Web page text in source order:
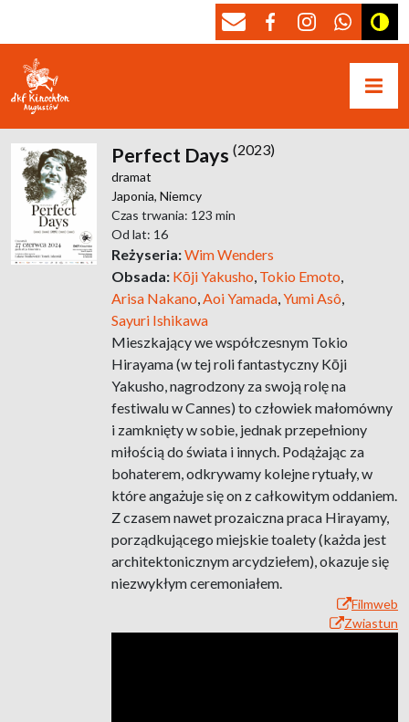
Perfect Days (2023)
dramat
Japonia, Niemcy
Czas trwania: 123 min
Od lat: 16
Reżyseria:Wim Wenders
Obsada: Kōji Yakusho Tokio Emoto
Arisa Nakano Aoi Yamada Yumi Asô
Sayuri Ishikawa
Mieszkający we współczesnym Tokio
Hirayama (w tej roli fantastyczny Kōji
Yakusho, nagrodzony za swoją rolę na
festiwalu w Cannes) to człowiek małomówny
i zamknięty w sobie, jednak przepełniony
miłością do świata i innych. Podążając za
bohaterem, odkrywamy kolejne rytuały, w
które angażuje się on z całkowitym oddaniem.
Z czasem nawet prozaiczna praca Hirayamy,
porządkującego miejskie toalety (każda jest
architektonicznym arcydziełem), okazuje się
niezwykłym ceremoniałem.
Filmweb
Zwiastun